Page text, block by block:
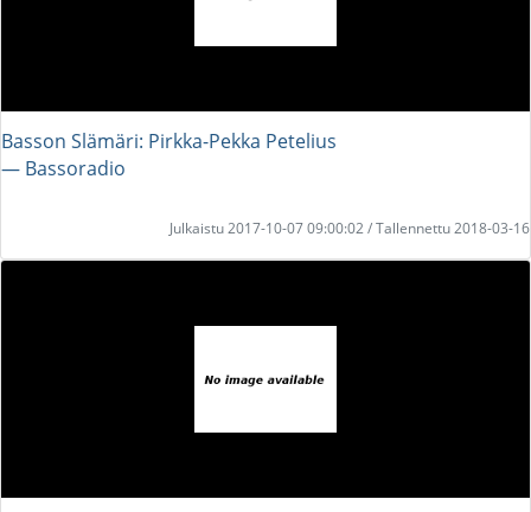
Basson Slämäri: Pirkka-Pekka Petelius
― Bassoradio
Julkaistu 2017-10-07 09:00:02 / Tallennettu 2018-03-16